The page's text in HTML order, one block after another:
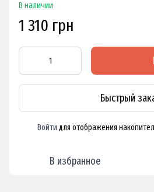
В наличии
1 310 грн
Быстрый
Войти для отображения
В избранное